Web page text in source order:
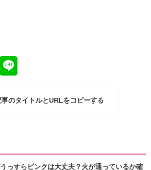
事のタイトルとURLをコピーする
っすらピンクは大丈夫？火が通っているか確